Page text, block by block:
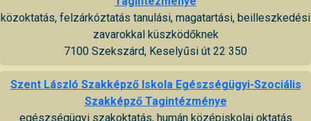
közoktatás, felzárkóztatás tanulási, magatartási, beilleszkedési
zavarokkal küszködőknek
7100 Szekszárd, Keselyűsi út 22 350
Szent László Szakképző Iskola Egészségügyi-Szociális
Szakképző Tagintézménye
egészségügyi szakoktatás, humán középiskolai oktatás